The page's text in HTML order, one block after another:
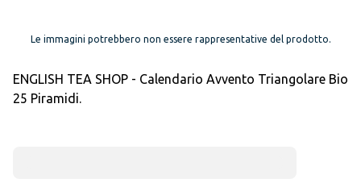
Le immagini potrebbero non essere rappresentative del prodotto.
ENGLISH TEA SHOP - Calendario Avvento Triangolare Bio
25 Piramidi.